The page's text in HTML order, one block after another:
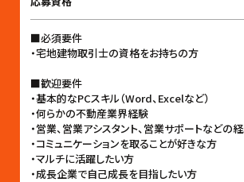
■必須要件
・宅地建物取引士の資格をお持ちの方
■歓迎要件
・基本的なPCスキル（Word、Excelなど）
・何らかの不動産業界経験
・営業、営業アシスタント、営業サポートなどの
・コミュニケーションを取ることが好きな方
・マルチに活躍したい方
・成長企業で自己成長を目指したい方